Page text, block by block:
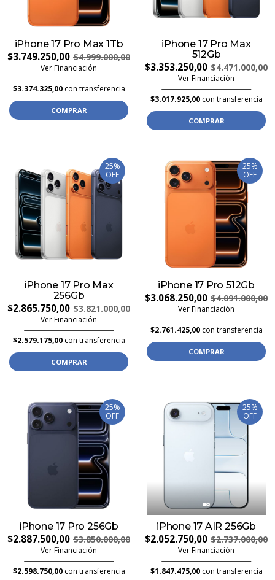
iPhone 17 Pro Max 1Tb
$3.749.250,00 $4.999.000,00
Ver Financiación
$3.374.325,00con transferencia
COMPRAR
iPhone 17 Pro Max
512Gb
$3.353.250,00 $4.471.000,00
Ver Financiación
$3.017.925,00con transferencia
COMPRAR
25%
OFF
iPhone 17 Pro Max
256Gb
$2.865.750,00 $3.821.000,00
Ver Financiación
$2.579.175,00con transferencia
COMPRAR
25%
OFF
iPhone 17 Pro 512Gb
$3.068.250,00 $4.091.000,00
Ver Financiación
$2.761.425,00con transferencia
COMPRAR
25%
OFF
iPhone 17 Pro 256Gb
$2.887.500,00 $3.850.000,00
Ver Financiación
$2.598.750,00con transferencia
25%
OFF
iPhone 17 AIR 256Gb
$2.052.750,00 $2.737.000,00
Ver Financiación
$1.847.475,00con transferencia